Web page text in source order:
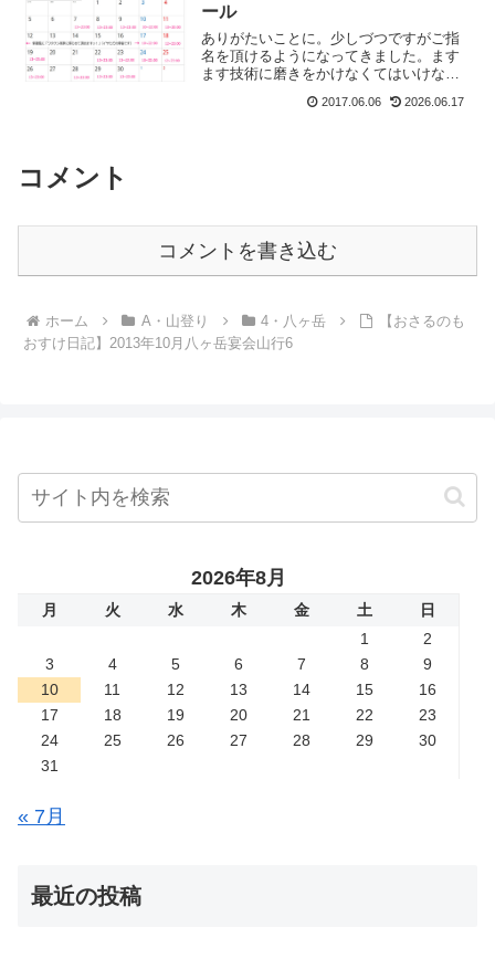
ール
ありがたいことに。少しづつですがご指
名を頂けるようになってきました。ます
ます技術に磨きをかけなくてはいけない
少し揉みほぐして下さい」ってお客様が
2017.06.06 2026.06.17
コメント
コメントを書き込む
ホーム A・山登り 4・八ヶ岳
【おさるのも
おすけ日記】2013年10月八ヶ岳宴会山行6
2026年8月
月 火 水 木 金 土
日
1
2
3
4 5 6 7 8
9
10
11 12 13 14 15
16
17
18 19 20 21 22
23
24
25 26 27 28 29
30
31
« 7月
最近の投稿